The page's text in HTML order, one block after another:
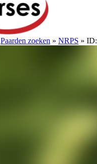
Paarden zoeken » NRPS »